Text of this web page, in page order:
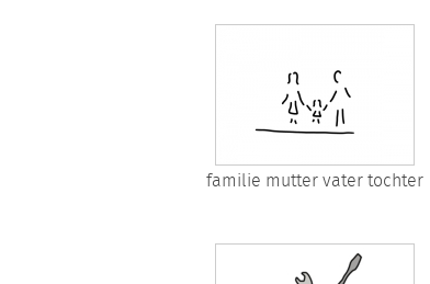
familie mutter vater tochter